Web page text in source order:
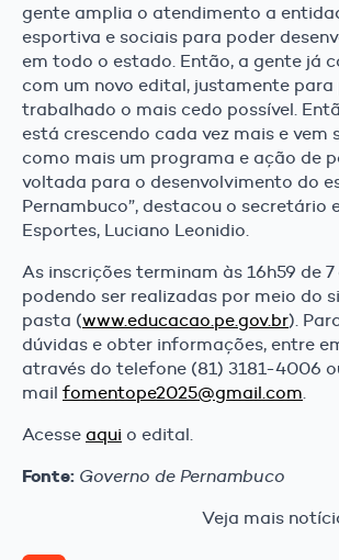
gente amplia o atendimento a
esportiva e sociais para poder
em todo o estado. Então, a gente já
com um novo edital, justamente para
trabalhado o mais cedo possível.
está crescendo cada vez mais e vem
como mais um programa e ação de
voltada para o desenvolvimento do
Pernambuco”, destacou o secretário
Esportes, Luciano Leonidio.
As inscrições terminam às 16h59 de 7
podendo ser realizadas por meio do
pasta (www.educacao.pe.gov.br).
dúvidas e obter informações, entre
através do telefone (81) 3181-4006
mail fomentope2025@gmail.com.
Acesse aqui o edital.
Fonte: Governo de Pernambuco
Veja mais